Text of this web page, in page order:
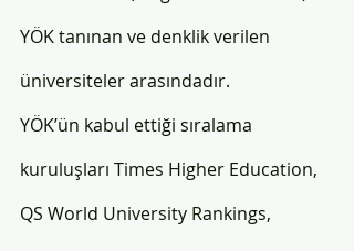
YÖK tanınan ve denklik verilen
üniversiteler arasındadır.
YÖK’ün kabul ettiği sıralama
kuruluşları Times Higher Education,
QS World University Rankings,